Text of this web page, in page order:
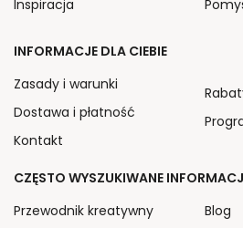
Inspiracja
INFORMACJE DLA CIEBIE
Zasady i warunki
Dostawa i płatność
Kontakt
CZĘSTO WYSZUKIWANE
Przewodnik kreatywny
Blog